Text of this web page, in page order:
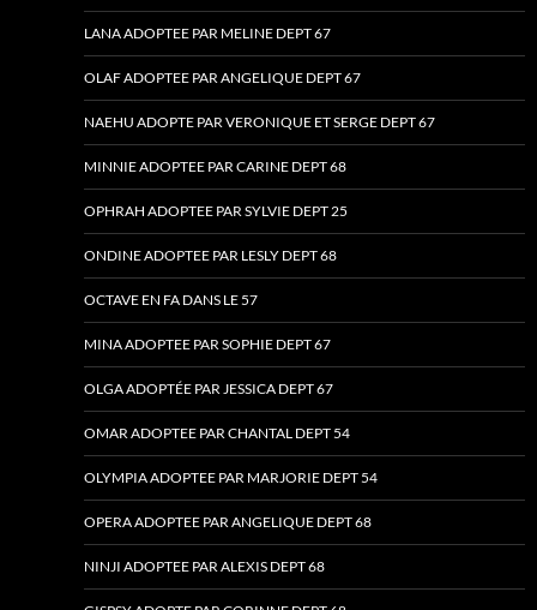
LANA ADOPTEE PAR MELINE DEPT 67
OLAF ADOPTEE PAR ANGELIQUE DEPT 67
NAEHU ADOPTE PAR VERONIQUE ET SERGE DEPT 67
MINNIE ADOPTEE PAR CARINE DEPT 68
OPHRAH ADOPTEE PAR SYLVIE DEPT 25
ONDINE ADOPTEE PAR LESLY DEPT 68
OCTAVE EN FA DANS LE 57
MINA ADOPTEE PAR SOPHIE DEPT 67
OLGA ADOPTÉE PAR JESSICA DEPT 67
OMAR ADOPTEE PAR CHANTAL DEPT 54
OLYMPIA ADOPTEE PAR MARJORIE DEPT 54
OPERA ADOPTEE PAR ANGELIQUE DEPT 68
NINJI ADOPTEE PAR ALEXIS DEPT 68